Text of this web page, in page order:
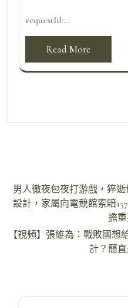
requestId:...
Read More
文
章
覽
男人徹夜包夜打游戲，猝
設計，家屬向電競館索賠
擔
【視頻】張維為：戰敗國想
計？簡